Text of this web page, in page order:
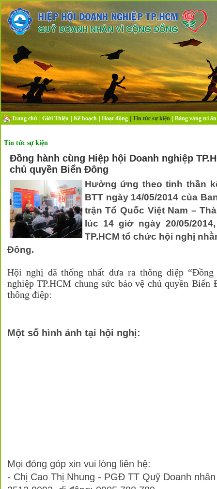
Trang chủ Giới Thiệu Kế hoạch Hoạt động Tin tức sự kiện Bảng vàng tri ân
Tin tức sự kiện
Đồng hành cùng Hiệp hội Doanh nghiệp
chủ quyền Biển Đông
Hưởng ứng theo tinh thần
BTT ngày 14/05/2014 của
trận Tổ Quốc Việt Nam –
lúc 14 giờ ngày 20/05/
TP.HCM tổ chức hội nghị
Đông.
Hội nghị đã thống nhất đưa ra thông điệp
nghiệp TP.HCM chung sức bảo vệ chủ quyền
thông điệp:
Một số hình ảnh tại hội nghị:
Mọi đóng góp xin vui lòng liên hệ:
- Chị Cao Thị Nhung - PGĐ TT Quỹ Doanh